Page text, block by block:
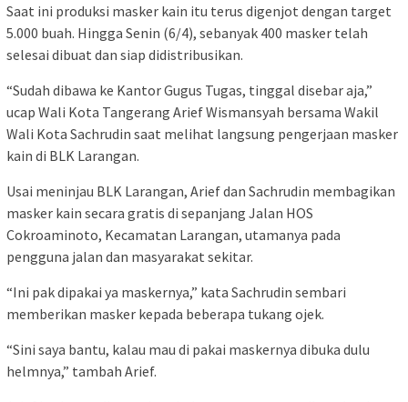
Saat ini produksi masker kain itu terus digenjot dengan target
5.000 buah. Hingga Senin (6/4), sebanyak 400 masker telah
selesai dibuat dan siap didistribusikan.
“Sudah dibawa ke Kantor Gugus Tugas, tinggal disebar aja,”
ucap Wali Kota Tangerang Arief Wismansyah bersama Wakil
Wali Kota Sachrudin saat melihat langsung pengerjaan masker
kain di BLK Larangan.
Usai meninjau BLK Larangan, Arief dan Sachrudin membagikan
masker kain secara gratis di sepanjang Jalan HOS
Cokroaminoto, Kecamatan Larangan, utamanya pada
pengguna jalan dan masyarakat sekitar.
“Ini pak dipakai ya maskernya,” kata Sachrudin sembari
memberikan masker kepada beberapa tukang ojek.
“Sini saya bantu, kalau mau di pakai maskernya dibuka dulu
helmnya,” tambah Arief.